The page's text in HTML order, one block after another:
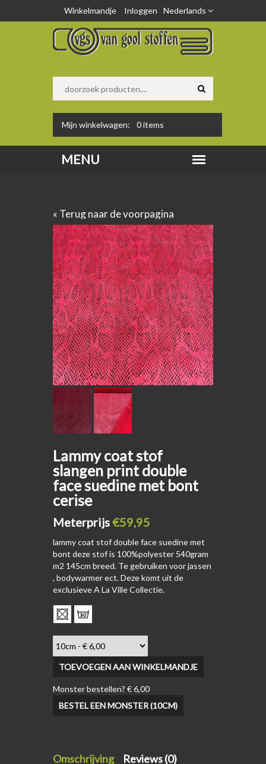
Nederlands
Winkelmandje Inloggen
Mijn winkelwagen: 0items
« Terug naar de voorpagina
Lammy coat stof
slangen print double
face suedine met bont
cerise
Meterprijs€59,95
lammy coat stof double face suedine met
bont deze stof is 100%polyester 540gram
m2 145cm breed. Te gebruiken voor jassen
, bodywarmer ect. Deze komt uit de
exclusieve A La Ville Collectie.
TOEVOEGEN AAN WINKELMANDJE
Monster bestellen? € 6,00
BESTEL EEN MONSTER (10CM)
Omschrijving Reviews (0)